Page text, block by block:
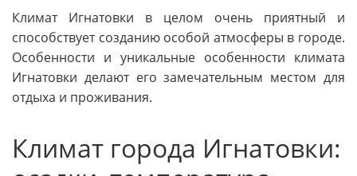
Климат Игнатовки в целом очень приятный и
способствует созданию особой атмосферы в городе.
Особенности и уникальные особенности климата
Игнатовки делают его замечательным местом для
отдыха и проживания.
Климат города Игнатовки: